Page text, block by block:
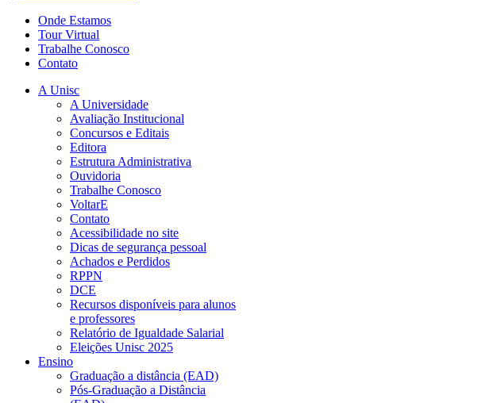
Onde Estamos
Tour Virtual
Trabalhe Conosco
Contato
A Unisc
A Universidade
Avaliação Institucional
Concursos e Editais
Editora
Estrutura Administrativa
Ouvidoria
Trabalhe Conosco
VoltarE
Contato
Acessibilidade no site
Dicas de segurança pessoal
Achados e Perdidos
RPPN
DCE
Recursos disponíveis para alunos
e professores
Relatório de Igualdade Salarial
Eleições Unisc 2025
Ensino
Graduação a distância (EAD)
Pós-Graduação a Distância